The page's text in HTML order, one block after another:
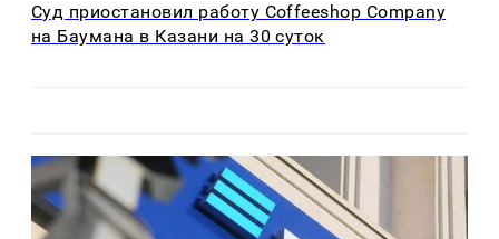
Суд приостановил работу Coffeeshop Company
на Баумана в Казани на 30 суток